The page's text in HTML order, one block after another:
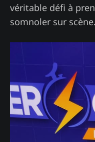
véritable défi à
somnoler sur scène.